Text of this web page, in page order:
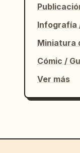
Infografía
Miniatura
Cómic /
Ver más